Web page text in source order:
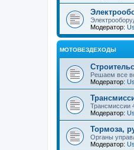
Модератор:
МОТОВЕЗДЕХОДЫ
Решаем все
Модератор:
Трансмиссии
Модератор:
Тормоза,
Органы
Модератор: